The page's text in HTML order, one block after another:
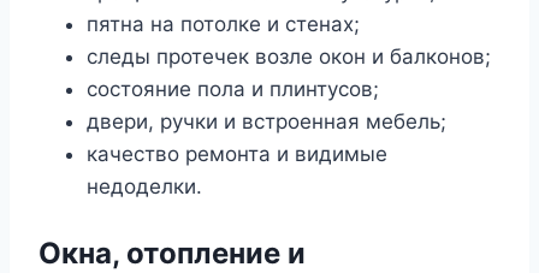
пятна на потолке и стенах;
следы протечек возле окон и балконов;
состояние пола и плинтусов;
двери, ручки и встроенная мебель;
качество ремонта и видимые
недоделки.
Окна, отопление и